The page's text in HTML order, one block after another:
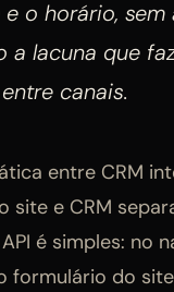
o horário, sem
a lacuna que
canais.
entre CRM
site e CRM
é simples: no
formulário do